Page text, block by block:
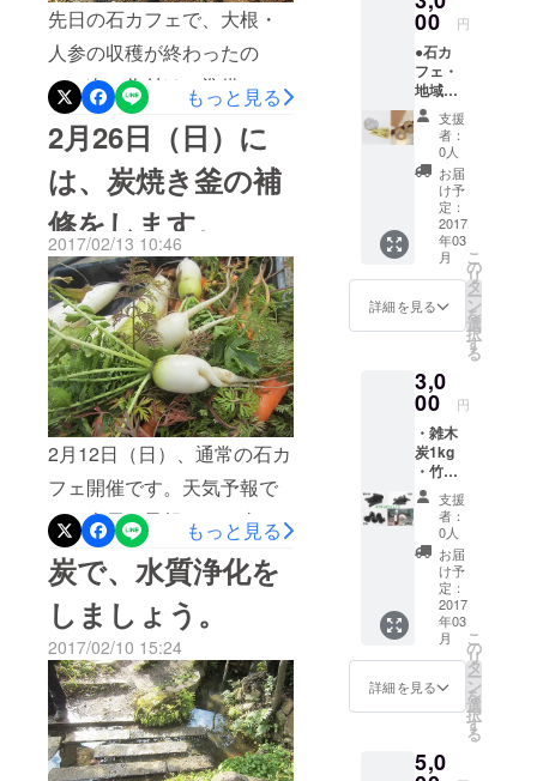
られているように思いま
す。これでは、どうして
も、炭を焼かなければ、な
りませんぬ。 この流れを、
止めては、なりませぬ。 間
伐材が利用でき、山がきれ
いになり炭の利用で、一部
のエネルギーとして、利用
できる。炭の利用範囲も、
きっと増える。農業利用
で、自然農法に近いことが
できる。水も、きれいが、
保たれる。選挙 では あ
りませんがあと 少しの
ご支援 よろしく お願
い します。
先日の石カフェで、大根・
人参の収穫が終わったの
で、次の作付けの準備で
す。畝を少し広くします。
土つくりです。こうしてみ
ると、不思議な感じです。
土が生き返ってくるようで
す。 白いのは、米ぬかで
す。丸いのは、山の土。腐
葉土です。科学肥料は、使
いません。できるだけ、自
然な状態が、嬉しいので
す。 草マルチのように、
葉っぱでマルチにします。
そばにある栗の木から、沢
山の落ち葉があるのですか
らこれを使わない手は、あ
りません。そばに自然のも
のを使うのが、一番良いの
です。自然の循環が、一番
良いのです。
もっと見る
2月26日（日）に
は、炭焼き釜の補
修をします。
2017/02/13 10:46
2月12日（日）、通常の石カ
フェ開催です。天気予報で
は、大雪の予報！！、当日
朝まで心配でしたが、起き
ると、真っ青い抜けるよう
な空です。今日のイベント
は、燻製づくりですが、そ
の前にお昼の食事つくり。
畑にできている、大根・ニ
ンジンを全て収穫です。自
もっと見る
炭で、水質浄化を
しましょう。
2017/02/10 15:24
00 円
●石カ
フェ・
地域通
貨2石
石カ
フェの
イベン
ト参加
費や購
入費に
使えま
す
●間伐材
で作る
アクセ
サリー
（2個入
り）
自分で
オリジ
ナルア
クセサ
リーを
作って
みよう
●御影
石 石
ころ
好きに
ペイン
トし
て、オ
リジナ
トに
支援
者：
0人
お届
け予
定：
2017
年03
月
詳細を見る
こ
の
リ
タ
ー
ン
を
選
択
す
る
3,0
00 円
・雑木
炭1kg
・竹
炭
500g ・
花炭
（松
ぼっく
り）5
個 ・木
酢液
500ml
上記（4
つ）よ
り好き
な物を3
でいた
支援
者：
0人
お届
け予
定：
2017
年03
月
詳細を見る
こ
の
リ
タ
ー
ン
を
選
択
す
る
5,0